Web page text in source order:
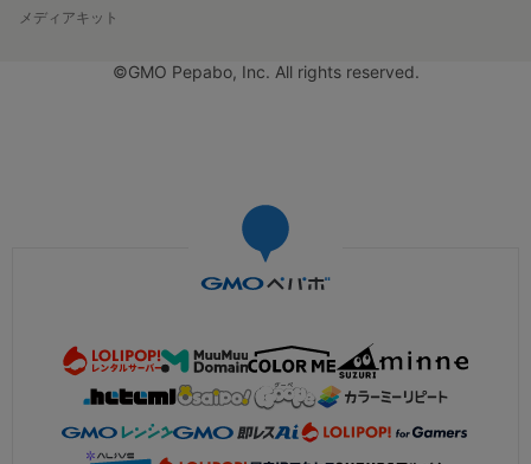
メディアキット
©GMO Pepabo, Inc. All rights reserved.